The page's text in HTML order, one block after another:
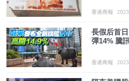
香港商報
長假后首日
彈
香港商報